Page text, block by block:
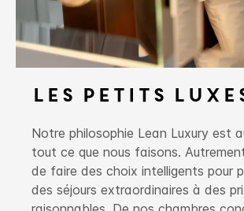
Les petits
Notre philosophie Lean Luxury est
tout ce que nous faisons.
de faire des choix intelligents pour
des séjours extraordinaires à des